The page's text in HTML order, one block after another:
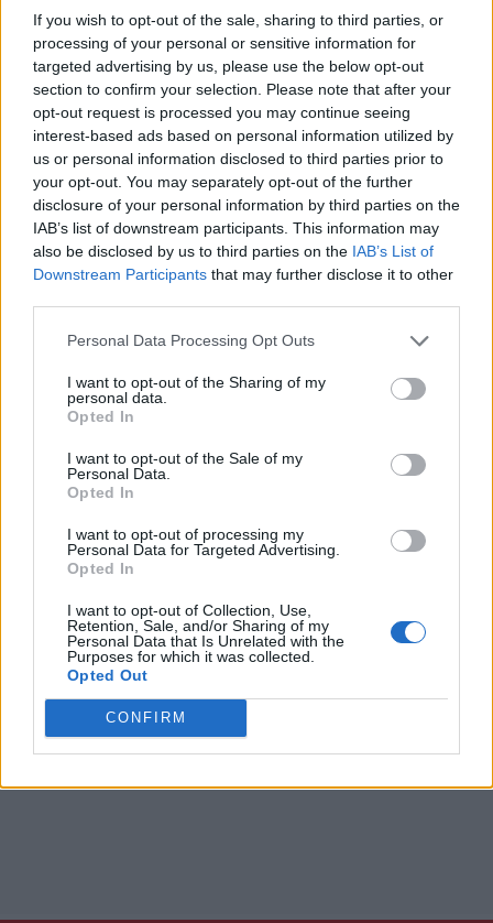
If you wish to opt-out of the sale, sharing to third parties, or
processing of your personal or sensitive information for
targeted advertising by us, please use the below opt-out
section to confirm your selection. Please note that after your
opt-out request is processed you may continue seeing
interest-based ads based on personal information utilized by
us or personal information disclosed to third parties prior to
your opt-out. You may separately opt-out of the further
disclosure of your personal information by third parties on the
IAB’s list of downstream participants. This information may
also be disclosed by us to third parties on the IAB’s List of
Downstream Participants that may further disclose it to other
Personal Data Processing Opt Outs
I want to opt-out of the Sharing of my
personal data.
Opted In
I want to opt-out of the Sale of my
Personal Data.
Opted In
I want to opt-out of processing my
Personal Data for Targeted Advertising.
Opted In
I want to opt-out of Collection, Use,
Retention, Sale, and/or Sharing of my
Personal Data that Is Unrelated with the
Purposes for which it was collected.
Opted Out
CONFIRM
strafottenza pazzesca, parliamo di tante persone che devono
spostarsi, fossi un tifoso chiederei il rimborso e non ci andrei.
Serve trovare una soluzione giusta. Il gol finale del Bologna
contro il Napoli e cosa mi aspetto da Pisa-Napoli? E' una
partita e non capisco cosa deve fare il Pisa? Devi dare il
massimo fino alla fine, col Bologna poteva andare meglio ma è
inutile essere buoni quando la rivalità e l'agonismo ti spinge ad
essere performante".